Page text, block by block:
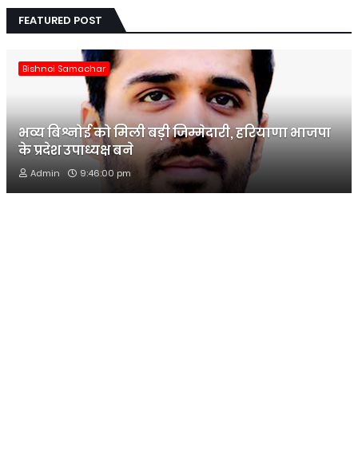
FEATURED POST
Bishnoi Samachar
भव्य बिश्नोई को मिली बड़ी जिम्मेदारी, हरियाणा भाजपा
के प्रदेश उपाध्यक्ष बने
Admin 9:46:00 pm